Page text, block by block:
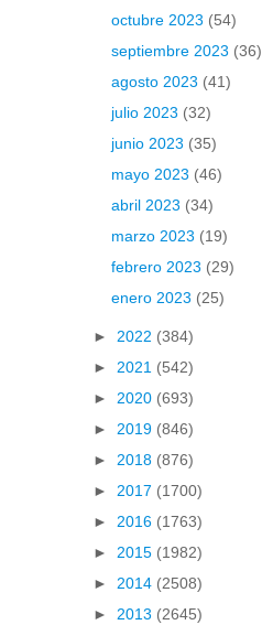
octubre 2023 (54)
septiembre 2023 (36)
agosto 2023 (41)
julio 2023 (32)
junio 2023 (35)
mayo 2023 (46)
abril 2023 (34)
marzo 2023 (19)
febrero 2023 (29)
enero 2023 (25)
► 2022 (384)
► 2021 (542)
► 2020 (693)
► 2019 (846)
► 2018 (876)
► 2017 (1700)
► 2016 (1763)
► 2015 (1982)
► 2014 (2508)
► 2013 (2645)